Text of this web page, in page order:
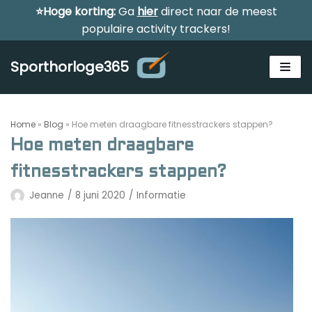
Meteen
inhoud
⭐Hoge korting:Ga hierdirect naar de meest
populaire activity trackers!
Sporthorloge365
Alle sporthorloges
Activity tracker
Home » Blog » Hoe meten draagbare fitnesstrackers stappen?
Hoe meten draagbare
fitnesstrackers stappen?
Jeanne 8 juni 2020 Informatie